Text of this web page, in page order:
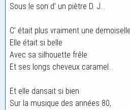
Sous le son d’ un piètre D. J…
C’ était plus vraiment une demoiselle
Elle était si belle
Avec sa silhouette frêle
Et ses longs cheveux caramel…
Et elle dansait si bien
Sur la musique des années 80,